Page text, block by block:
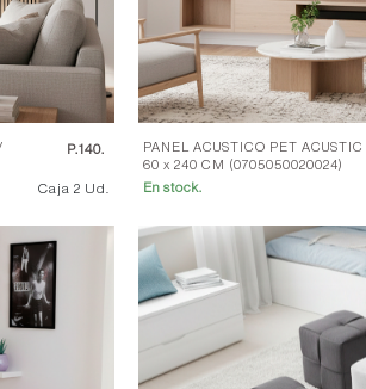
P.140.
Caja 2 Ud.
PANEL ACUSTICO PET
60 x 240 CM (0705050020024)
En stock.